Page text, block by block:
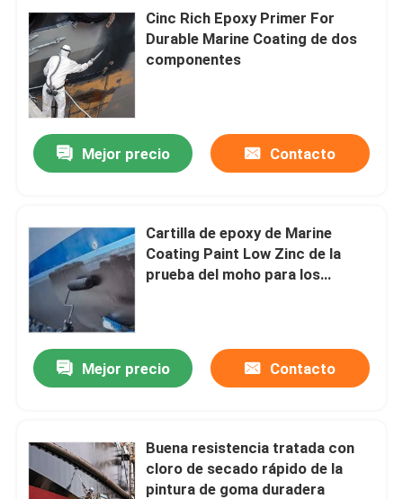
Productos
Cinc Rich Epoxy Primer For
Durable Marine Coating de dos
componentes
Mejor precio Contacto
Cartilla de epoxy de Marine
Coating Paint Low Zinc de la
prueba del moho para los
Mejor precio Contacto
Buena resistencia tratada con
cloro de secado rápido de la
pintura de goma duradera